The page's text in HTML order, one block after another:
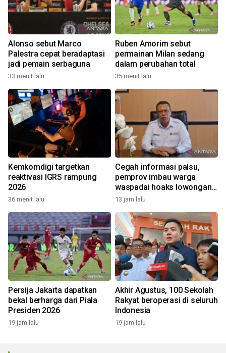
Alonso sebut Marco
Palestra cepat beradaptasi
jadi pemain serbaguna
33 menit lalu
Ruben Amorim sebut
permainan Milan sedang
dalam perubahan total
35 menit lalu
Kemkomdigi targetkan
reaktivasi IGRS rampung
2026
36 menit lalu
Cegah informasi palsu,
pemprov imbau warga
waspadai hoaks lowongan
kerja Blok Masela
13 jam lalu
Persija Jakarta dapatkan
bekal berharga dari Piala
Presiden 2026
19 jam lalu
Akhir Agustus, 100 Sekolah
Rakyat beroperasi di seluruh
Indonesia
19 jam lalu